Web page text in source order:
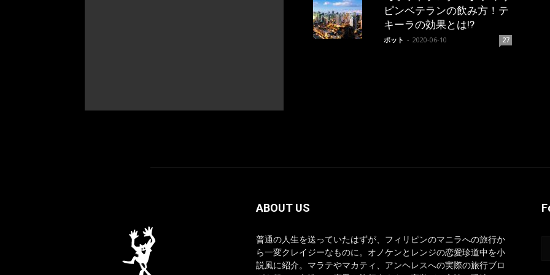
ピンベテランの飲み方！テ
キーラの効果とは!?
ポット - 2020-06-10 27
ABOUT US
普通の人生を送っていたはずが、フィリピンのマニラへの旅行か
ら一変クレイジーなものに。オノケンとレンジの恋愛珍道中を小
説風に紹介。マラテやマカティ、アンヘレスへの実際の旅行ブロ